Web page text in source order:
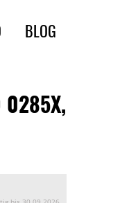
BLOG
0285X,